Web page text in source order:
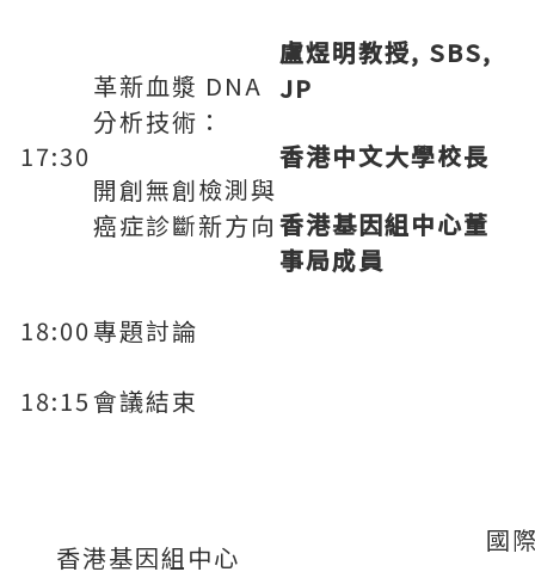
17:30
革新血漿 DNA
分析技術：
開創無創檢測與
癌症診斷新方向
盧煜明教授, SBS,
JP
香港中文大學校長
香港基因組中心董
事局成員
18:00專題討論
18:15會議結束
香港基因組中心
國